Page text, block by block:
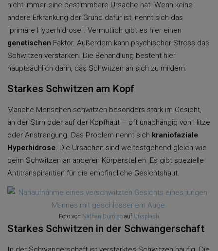
nicht immer eine bestimmbare Ursache hat. Wenn keine
andere Erkrankung der Grund dafür ist, nennt sich das
"primäre Hyperhidrose". Vermutlich gibt es hier einen
genetischen Faktor. Außerdem kann psychischer Stress das
Schwitzen verstärken. Die Behandlung besteht hier
hauptsächlich darin, das Schwitzen an sich zu mildern.
Starkes Schwitzen am Kopf
Manche Menschen schwitzen besonders stark im Gesicht,
an der Stirn oder auf der Kopfhaut – oft unabhängig von Hitze
oder Anstrengung. Das Problem nennt sich kraniofaziale
Hyperhidrose. Die Ursachen sind weitestgehend gleich wie
beim Schwitzen an anderen Körperstellen. Es gibt spezielle
Antitranspirantien für die empfindliche Gesichtshaut.
Foto von Nathan Dumlao auf Unsplash
Starkes Schwitzen in der Schwangerschaft